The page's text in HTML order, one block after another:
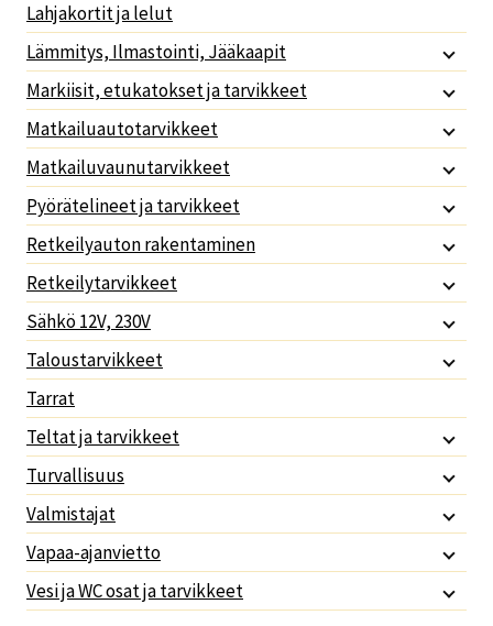
Lahjakortit ja lelut
Lämmitys, Ilmastointi, Jääkaapit
Markiisit, etukatokset ja tarvikkeet
Matkailuautotarvikkeet
Matkailuvaunutarvikkeet
Pyörätelineet ja tarvikkeet
Retkeilyauton rakentaminen
Retkeilytarvikkeet
Sähkö 12V, 230V
Taloustarvikkeet
Tarrat
Teltat ja tarvikkeet
Turvallisuus
Valmistajat
Vapaa-ajanvietto
Vesi ja WC osat ja tarvikkeet